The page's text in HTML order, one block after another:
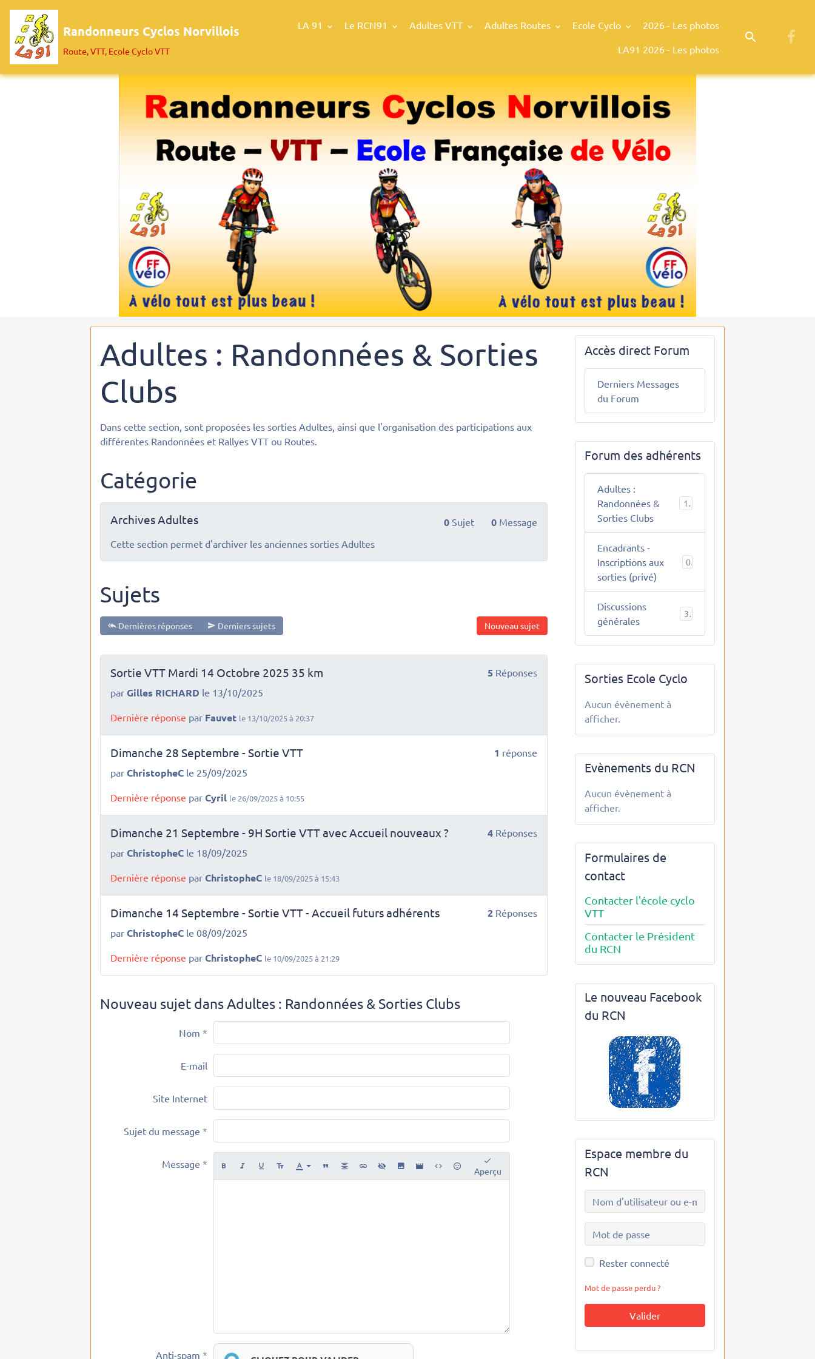
Randonneurs Cyclos Norvillois
Route, VTT, Ecole Cyclo VTT
LA 91 Le RCN91 Adultes VTT Adultes Routes Ecole Cyclo
2026 - Les photos
LA91 2026 - Les photos
Adultes : Randonnées & Sorties
Clubs
Dans cette section, sont proposées les sorties Adultes, ainsi que l'organisation des participations aux
différentes Randonnées et Rallyes VTT ou Routes.
Catégorie
Archives Adultes 0Sujet 0Message
Cette section permet d'archiver les anciennes sorties Adultes
Sujets
Dernières réponses Derniers sujets Nouveau sujet
Sortie VTT Mardi 14 Octobre 2025 35 km 5 Réponses
parGilles RICHARD le 13/10/2025
Dernière réponse par Fauvet le 13/10/2025 à 20:37
Dimanche 28 Septembre - Sortie VTT 1 réponse
parChristopheC le 25/09/2025
Dernière réponse parCyril le 26/09/2025 à 10:55
Dimanche 21 Septembre - 9H Sortie VTT avec Accueil nouveaux ? 4Réponses
parChristopheC le 18/09/2025
Dernière réponse parChristopheC le 18/09/2025 à 15:43
Dimanche 14 Septembre - Sortie VTT - Accueil futurs adhérents 2Réponses
parChristopheC le 08/09/2025
Dernière réponse parChristopheC le 10/09/2025 à 21:29
Nouveau sujet dans Adultes : Randonnées & Sorties Clubs
Nom
E-mail
Site Internet
Sujet du message
Message
Aperçu
Anti-spam
Accès direct Forum
Derniers Messages
du Forum
Forum des adhérents
Adultes :
Randonnées &
Sorties Clubs
10
Encadrants -
Inscriptions aux
sorties (privé)
0
Discussions
générales
3
Sorties Ecole Cyclo
Aucun évènement à
afficher.
Evènements du RCN
Aucun évènement à
afficher.
Formulaires de
contact
Contacter l'école cyclo
VTT
Contacter le Président
du RCN
Le nouveau Facebook
du RCN
Espace membre du
RCN
Rester connecté
Mot de passe perdu ?
Valider